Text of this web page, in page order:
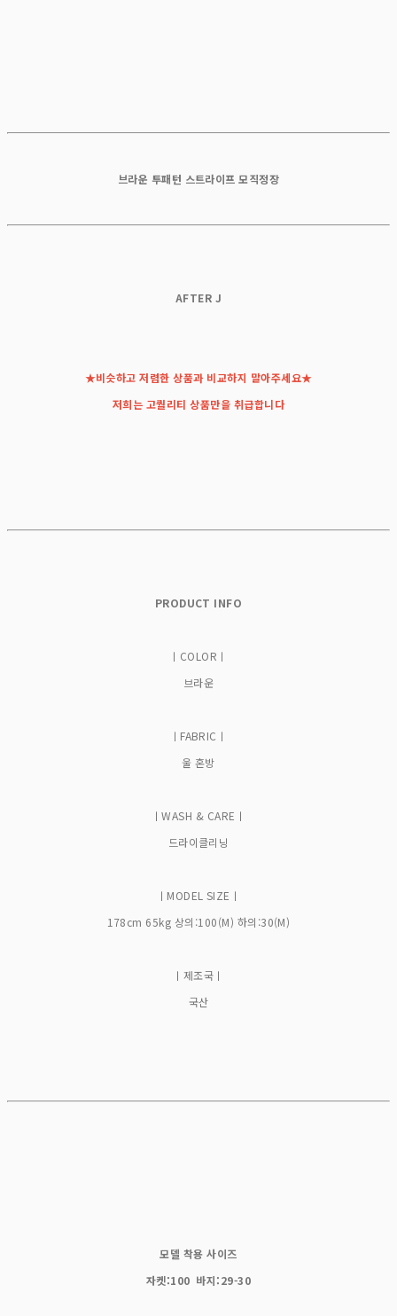
브라운 투패턴 스트라이프 모직정장
AFTER J
★비슷하고 저렴한 상품과 비교하지 말아주세요★
저희는 고퀄리티 상품만을 취급합니다
PRODUCT INFO
ㅣCOLORㅣ
브라운
ㅣFABRICㅣ
울 혼방
ㅣWASH & CAREㅣ
드라이클리닝
ㅣMODEL SIZEㅣ
178cm 65kg 상의:100(M) 하의:30(M)
ㅣ제조국ㅣ
국산
모델 착용 사이즈
자켓:100 바지:29-30